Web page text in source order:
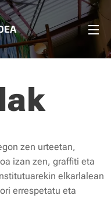
zen urteetan,
izan zen, graffiti eta
elkarlalean
errespetatu eta